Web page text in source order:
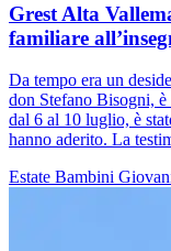
Grest Alta
familiare
Da tempo era un
don Stefano Bisogni,
dal 6 al 10 luglio, è
hanno aderito. La
Estate Bambini